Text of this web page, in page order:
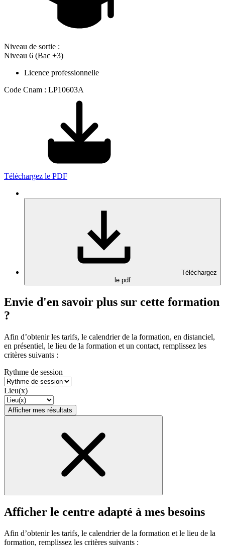
Niveau de sortie :
Niveau 6 (Bac +3)
Licence professionnelle
Code Cnam : LP10603A
Téléchargez le PDF
Téléchargez
le pdf
Envie d'en savoir plus sur cette formation
?
Afin d’obtenir les tarifs, le calendrier de la formation, en distanciel,
en présentiel, le lieu de la formation et un contact, remplissez les
critères suivants :
Rythme de session
Lieu(x)
Afficher mes résultats
Afficher le centre adapté à mes besoins
Afin d’obtenir les tarifs, le calendrier de la formation et le lieu de la
formation, remplissez les critères suivants :